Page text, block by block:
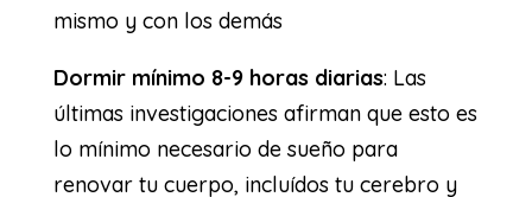
mismo y con los demás
Dormir mínimo 8-9 horas diarias: Las
últimas investigaciones afirman que esto es
lo mínimo necesario de sueño para
renovar tu cuerpo, incluídos tu cerebro y